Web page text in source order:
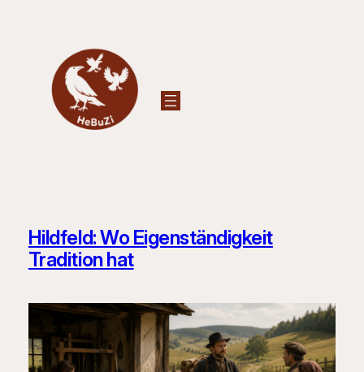
Hildfeld: Wo Eigenständigkeit
Tradition hat